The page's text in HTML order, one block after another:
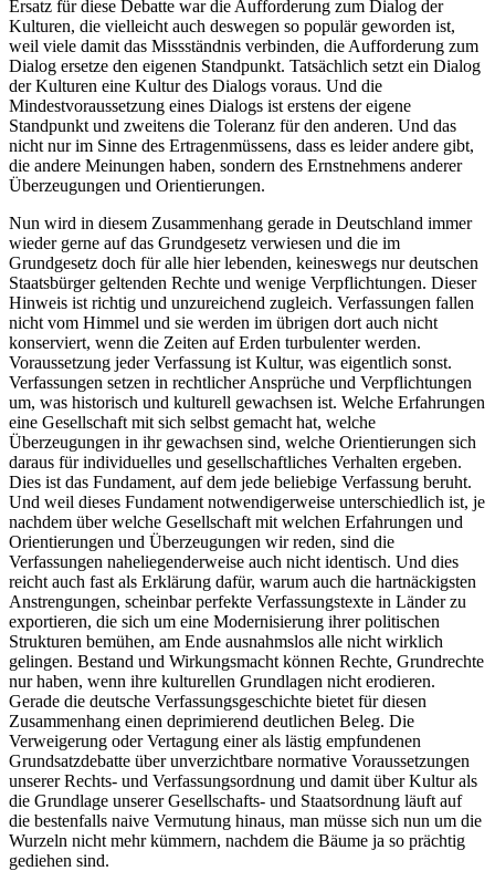
Ersatz für diese Debatte war die Aufforderung zum Dialog der
Kulturen, die vielleicht auch deswegen so populär geworden ist,
weil viele damit das Missständnis verbinden, die Aufforderung zum
Dialog ersetze den eigenen Standpunkt. Tatsächlich setzt ein Dialog
der Kulturen eine Kultur des Dialogs voraus. Und die
Mindestvoraussetzung eines Dialogs ist erstens der eigene
Standpunkt und zweitens die Toleranz für den anderen. Und das
nicht nur im Sinne des Ertragenmüssens, dass es leider andere gibt,
die andere Meinungen haben, sondern des Ernstnehmens anderer
Überzeugungen und Orientierungen.
Nun wird in diesem Zusammenhang gerade in Deutschland immer
wieder gerne auf das Grundgesetz verwiesen und die im
Grundgesetz doch für alle hier lebenden, keineswegs nur deutschen
Staatsbürger geltenden Rechte und wenige Verpflichtungen. Dieser
Hinweis ist richtig und unzureichend zugleich. Verfassungen fallen
nicht vom Himmel und sie werden im übrigen dort auch nicht
konserviert, wenn die Zeiten auf Erden turbulenter werden.
Voraussetzung jeder Verfassung ist Kultur, was eigentlich sonst.
Verfassungen setzen in rechtlicher Ansprüche und Verpflichtungen
um, was historisch und kulturell gewachsen ist. Welche Erfahrungen
eine Gesellschaft mit sich selbst gemacht hat, welche
Überzeugungen in ihr gewachsen sind, welche Orientierungen sich
daraus für individuelles und gesellschaftliches Verhalten ergeben.
Dies ist das Fundament, auf dem jede beliebige Verfassung beruht.
Und weil dieses Fundament notwendigerweise unterschiedlich ist, je
nachdem über welche Gesellschaft mit welchen Erfahrungen und
Orientierungen und Überzeugungen wir reden, sind die
Verfassungen naheliegenderweise auch nicht identisch. Und dies
reicht auch fast als Erklärung dafür, warum auch die hartnäckigsten
Anstrengungen, scheinbar perfekte Verfassungstexte in Länder zu
exportieren, die sich um eine Modernisierung ihrer politischen
Strukturen bemühen, am Ende ausnahmslos alle nicht wirklich
gelingen. Bestand und Wirkungsmacht können Rechte, Grundrechte
nur haben, wenn ihre kulturellen Grundlagen nicht erodieren.
Gerade die deutsche Verfassungsgeschichte bietet für diesen
Zusammenhang einen deprimierend deutlichen Beleg. Die
Verweigerung oder Vertagung einer als lästig empfundenen
Grundsatzdebatte über unverzichtbare normative Voraussetzungen
unserer Rechts- und Verfassungsordnung und damit über Kultur als
die Grundlage unserer Gesellschafts- und Staatsordnung läuft auf
die bestenfalls naive Vermutung hinaus, man müsse sich nun um die
Wurzeln nicht mehr kümmern, nachdem die Bäume ja so prächtig
gediehen sind.